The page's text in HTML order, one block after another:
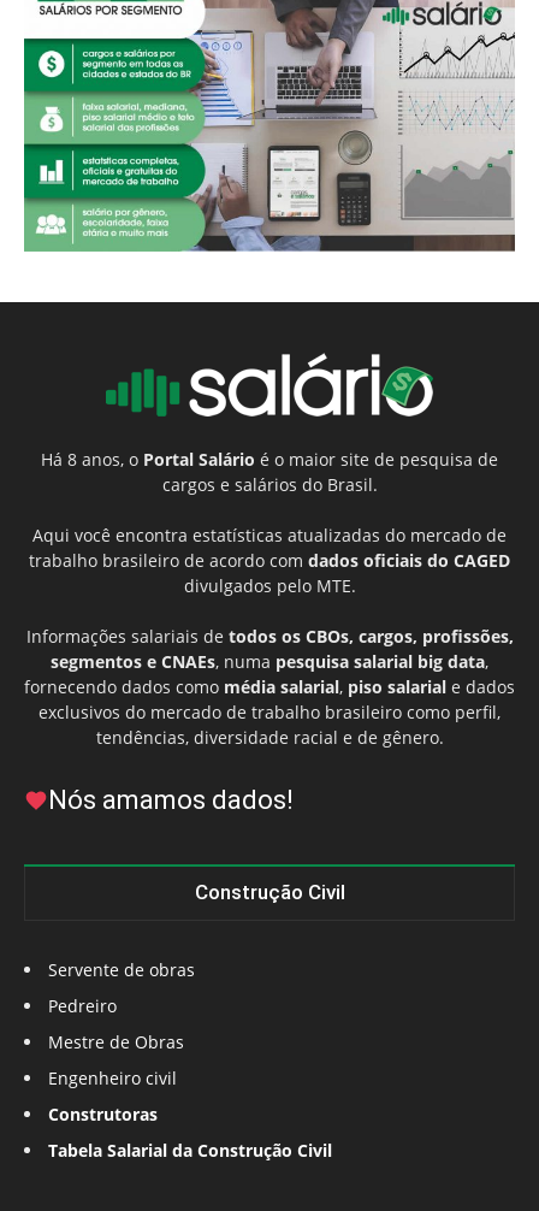
Há 8 anos, o Portal Salário é o maior site de pesquisa de
cargos e salários do Brasil.
Aqui você encontra estatísticas atualizadas do mercado de
trabalho brasileiro de acordo com dados oficiais do CAGED
divulgados pelo MTE.
Informações salariais de todos os CBOs, cargos, profissões,
segmentos e CNAEs, numa pesquisa salarial big data,
fornecendo dados como média salarial, piso salarial e dados
exclusivos do mercado de trabalho brasileiro como perfil,
tendências, diversidade racial e de gênero.
Nós amamos dados!
Construção Civil
Servente de obras
Pedreiro
Mestre de Obras
Engenheiro civil
Construtoras
Tabela Salarial da Construção Civil